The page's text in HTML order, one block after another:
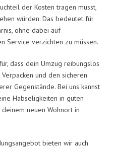
der Kosten tragen musst,
würden. Das bedeutet für
ohne dabei auf
Service verzichten zu müssen.
dass dein Umzug reibungslos
und den sicheren
Gegenstände. Bei uns kannst
Habseligkeiten in guten
neuen Wohnort in
bieten wir auch